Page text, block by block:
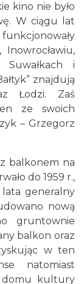
kino nie było
W ciągu lat
Suwałkach i
znajdują
Łodzi. Zaś
ze swoich
– Grzegorz
balkonem na
do 1959 r.,
lata generalny
nową
gruntownie
balkon oraz
w ten
natomiast
domu kultury